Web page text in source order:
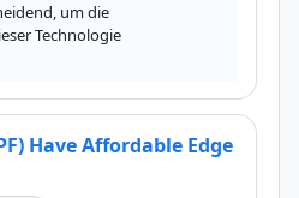
um die
Technologie
Have Affordable Edge